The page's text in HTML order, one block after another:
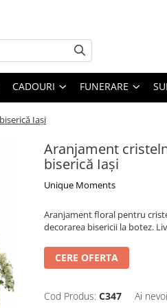
CADOURI FUNERARE
Iași
Aranjament
biserică Iași
Unique Moments
Aranjament floral pentru
decorarea bisericii la botez.
CERE OFERTA
Cod Produs: C347 Ai